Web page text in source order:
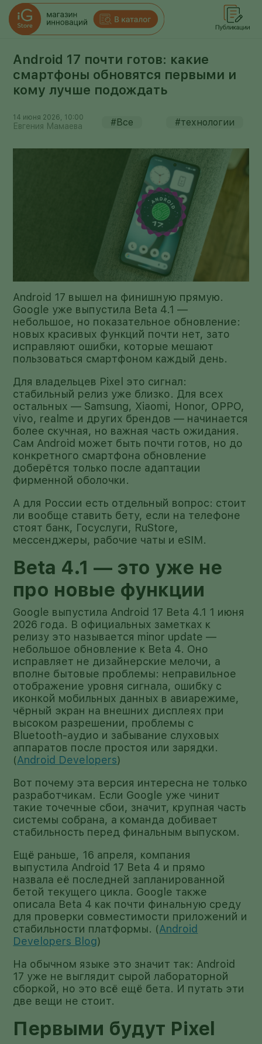
Android 17 почти готов: какие
смартфоны обновятся первыми и
кому лучше подождать
14 июня 2026, 10:00
Евгения Мамаева #Все #технологии
Android 17 вышел на финишную прямую.
Google уже выпустила Beta 4.1 —
небольшое, но показательное обновление:
новых красивых функций почти нет, зато
исправляют ошибки, которые мешают
пользоваться смартфоном каждый день.
Для владельцев Pixel это сигнал:
стабильный релиз уже близко. Для всех
остальных — Samsung, Xiaomi, Honor, OPPO,
vivo, realme и других брендов — начинается
более скучная, но важная часть ожидания.
Сам Android может быть почти готов, но до
конкретного смартфона обновление
доберётся только после адаптации
фирменной оболочки.
А для России есть отдельный вопрос: стоит
ли вообще ставить бету, если на телефоне
стоят банк, Госуслуги, RuStore,
мессенджеры, рабочие чаты и eSIM.
Beta 4.1 — это уже не
про новые функции
Google выпустила Android 17 Beta 4.1 1 июня
2026 года. В официальных заметках к
релизу это называется minor update —
небольшое обновление к Beta 4. Оно
исправляет не дизайнерские мелочи, а
вполне бытовые проблемы: неправильное
отображение уровня сигнала, ошибку с
иконкой мобильных данных в авиарежиме,
чёрный экран на внешних дисплеях при
высоком разрешении, проблемы с
Bluetooth-аудио и забывание слуховых
аппаратов после простоя или зарядки.
(Android Developers)
Вот почему эта версия интересна не только
разработчикам. Если Google уже чинит
такие точечные сбои, значит, крупная часть
системы собрана, а команда добивает
стабильность перед финальным выпуском.
Ещё раньше, 16 апреля, компания
выпустила Android 17 Beta 4 и прямо
назвала её последней запланированной
бетой текущего цикла. Google также
описала Beta 4 как почти финальную среду
для проверки совместимости приложений и
стабильности платформы. (Android
Developers Blog)
На обычном языке это значит так: Android
17 уже не выглядит сырой лабораторной
сборкой, но это всё ещё бета. И путать эти
две вещи не стоит.
Первыми будут Pixel